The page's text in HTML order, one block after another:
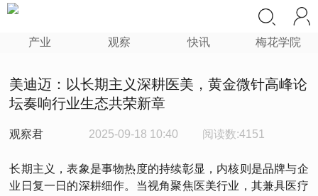
产业 观察 快讯 梅花学院
美迪迈：以长期主义深耕医美，黄金微针高峰论
坛奏响行业生态共荣新章
观察君 2025-09-18 10:40 阅读数:4151
长期主义，表象是事物热度的持续彰显，内核则是品牌与企
业日复一日的深耕细作。当视角聚焦医美行业，其兼具医疗